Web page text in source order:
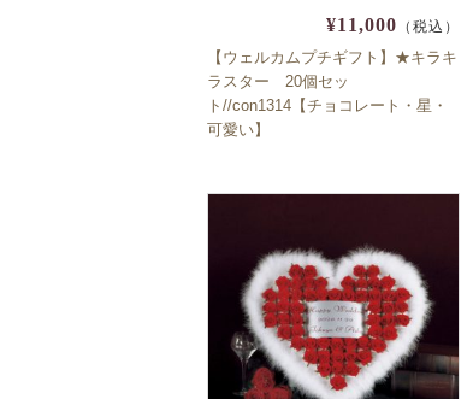
¥11,000 （税込）
【ウェルカムプチギフト】★キラキ
ラスター 20個セッ
ト//con1314【チョコレート・星・
可愛い】